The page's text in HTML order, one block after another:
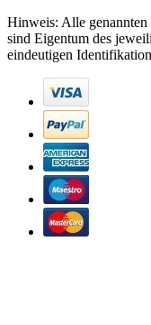
Hinweis: Alle genannten
sind Eigentum des
eindeutigen